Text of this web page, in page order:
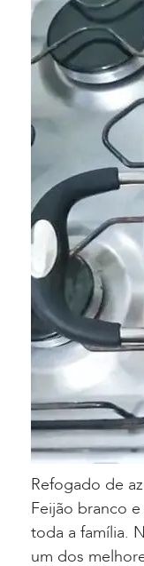
Refogado de
Feijão branco
toda a família.
um dos